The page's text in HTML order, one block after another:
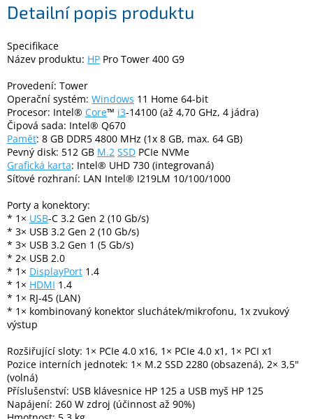
Domácnost
%
Black
Friday
VÝPRODEJ
Akční
zboží
TONERY
A
CARTRIDGE
OEM
Sestavy
počítačů
Inpraise
systémy
MILESIGHT
Doprodej
Detailní popis produktu
Specifikace
Název produktu: HP Pro Tower 400 G9
Provedení: Tower
Operační systém: Windows 11 Home 64-bit
Procesor: Intel® Core™ i3-14100 (až 4,70 GHz, 4 jádra)
Čipová sada: Intel® Q670
Paměť: 8 GB DDR5 4800 MHz (1x 8 GB, max. 64 GB)
Pevný disk: 512 GB M.2 SSD PCIe NVMe
Grafická karta: Intel® UHD 730 (integrovaná)
Síťové rozhraní: LAN Intel® I219LM 10/100/1000
Porty a konektory:
* 1× USB-C 3.2 Gen 2 (10 Gb/s)
* 3× USB 3.2 Gen 2 (10 Gb/s)
* 3× USB 3.2 Gen 1 (5 Gb/s)
* 2× USB 2.0
* 1× DisplayPort 1.4
* 1× HDMI 1.4
* 1× RJ-45 (LAN)
* 1× kombinovaný konektor sluchátek/mikrofonu, 1x zvukový
výstup
Rozšiřující sloty: 1× PCIe 4.0 x16, 1× PCIe 4.0 x1, 1× PCI x1
Pozice interních jednotek: 1× M.2 SSD 2280 (obsazená), 2× 3,5"
(volná)
Příslušenství: USB klávesnice HP 125 a USB myš HP 125
Napájení: 260 W zdroj (účinnost až 90%)